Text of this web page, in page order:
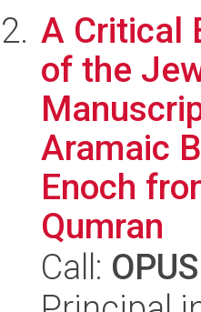
A Critical
of the
Aramaic
Enoch
Qumran
Call: